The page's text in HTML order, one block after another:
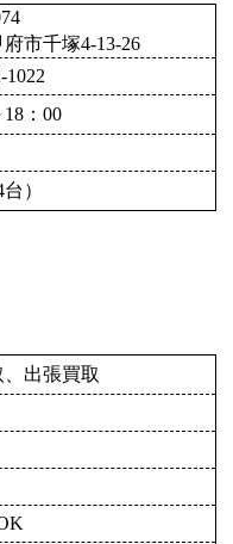
市千塚4-13-26
1022
18：00
）
、出張買取